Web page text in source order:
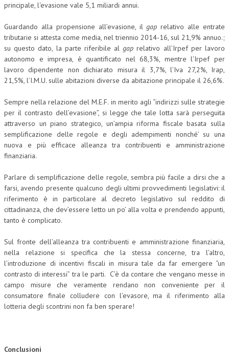
principale, l‘evasione vale 5,1 miliardi annui.
Guardando alla propensione all’evasione, ilgap relativo alle entrate
tributarie si attesta come media, nel triennio 2014-16, sul 21,9% annuo.;
su questo dato, la parte riferibile algap relativo all’Irpef per lavoro
autonomo e impresa, è quantificato nel 68,3%, mentre l’Irpef per
lavoro dipendente non dichiarato misura il 3,7%, l’Iva 27,2%, Irap,
21,5%, l’I.M.U. sulle abitazioni diverse da abitazione principale il 26,6%.
Sempre nella relazione del M.E.F. in merito agli “indirizzi sulle strategie
per il contrasto dell’evasione”, si legge che tale lotta sarà perseguita
attraverso un piano strategico, un’ampia riforma fiscale basata sulla
semplificazione delle regole e degli adempimenti nonché’ su una
nuova e più efficace alleanza tra contribuenti e amministrazione
finanziaria.
Parlare di semplificazione delle regole, sembra più facile a dirsi che a
farsi, avendo presente qualcuno degli ultimi provvedimenti legislativi: il
riferimento è in particolare al decreto legislativo sul reddito di
cittadinanza, che dev’essere letto un po’ alla volta e prendendo appunti,
tanto è complicato.
Sul fronte dell’alleanza tra contribuenti e amministrazione finanziaria,
nella relazione si specifica che la stessa concerne, tra l’altro,
l’introduzione di incentivi fiscali in misura tale da far emergere “un
contrasto di interessi” tra le parti. C’è da contare che vengano messe in
campo misure che veramente rendano non conveniente per il
consumatore finale colludere con l’evasore, ma il riferimento alla
lotteria degli scontrini non fa ben sperare!
Conclusioni